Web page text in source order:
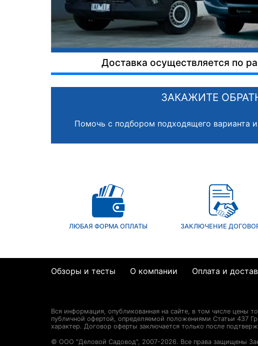
Доставка осуществляется по
ЗАКАЖИТЕ
Помочь с подбором подходящего варианта
ЛЮБАЯ ФОРМА ОПЛАТЫ ЗАКЛЮЧЕНИЕ
Обзоры и тесты О компании Оплата и
Вся информация, опубликованная на сайте, в том числе цены
публичной офертой, определяемой положениями Статьи 437
характер. Договор оферты заключается только после
© ООО "Деловой Садовод", 2007-2026. Все права защищены